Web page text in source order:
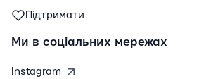
Підтримати
Ми в соціальних мережах
Instagram